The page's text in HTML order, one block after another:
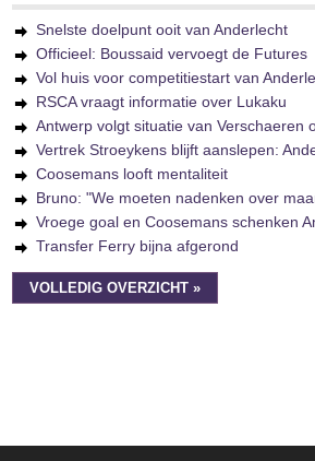
Snelste doelpunt ooit van Anderlecht
Officieel: Boussaid vervoegt de Futures
Vol huis voor competitiestart van
RSCA vraagt informatie over Lukaku
Antwerp volgt situatie van Verschaeren
Vertrek Stroeykens blijft aanslepen:
Coosemans looft mentaliteit
Bruno: "We moeten nadenken over
Vroege goal en Coosemans schenken
Transfer Ferry bijna afgerond
VOLLEDIG OVERZICHT »